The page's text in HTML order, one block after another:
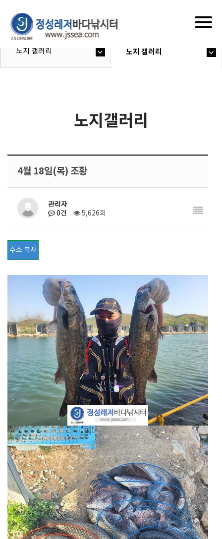
노지 갤러리 노지 갤러리
노지갤러리
4월 18일(목) 조황
관리자
0건 5,626회
주소 복사